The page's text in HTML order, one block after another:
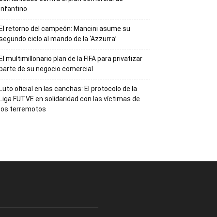
Infantino
El retorno del campeón: Mancini asume su
ciclo al mando de la ‘Azzurra’
El multimillonario plan de la FIFA para privatizar
de su negocio comercial
Luto oficial en las canchas: El protocolo de la
Liga FUTVE en solidaridad con las víctimas de
los terremotos